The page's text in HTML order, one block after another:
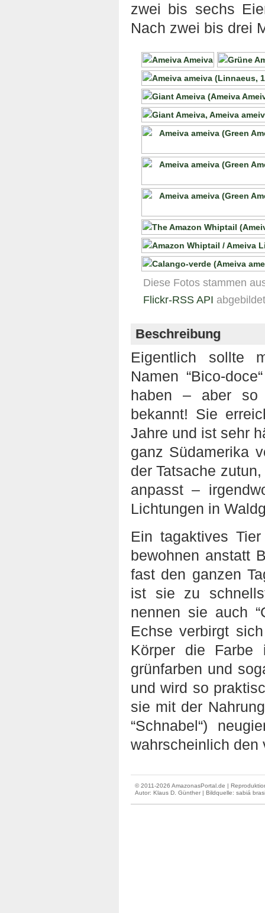
zwei bis sechs
Nach zwei bis drei
Diese Fotos stammen
Flickr-RSS API
Beschreibung
Eigentlich sollte
Namen “Bico-
haben – aber so
bekannt! Sie
Jahre und ist sehr
ganz Südamerika
der Tatsache
anpasst –
Lichtungen in
Ein tagaktives
bewohnen anstatt
fast den ganzen
ist sie zu
nennen sie auch
Echse verbirgt
Körper die Farbe
grünfarben und
und wird so
sie mit der
“Schnabel“)
wahrscheinlich den
© 2011-2026 AmazonasPortal.de |
Autor: Klaus D. Günther | Bildquelle: sabiá